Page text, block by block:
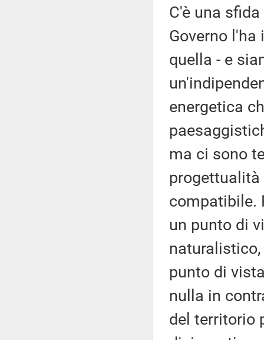
C'è una
Governo
quella - e
energetica
ma ci sono
progettualità
compatibile.
un punto di
punto di
nulla in
del territorio